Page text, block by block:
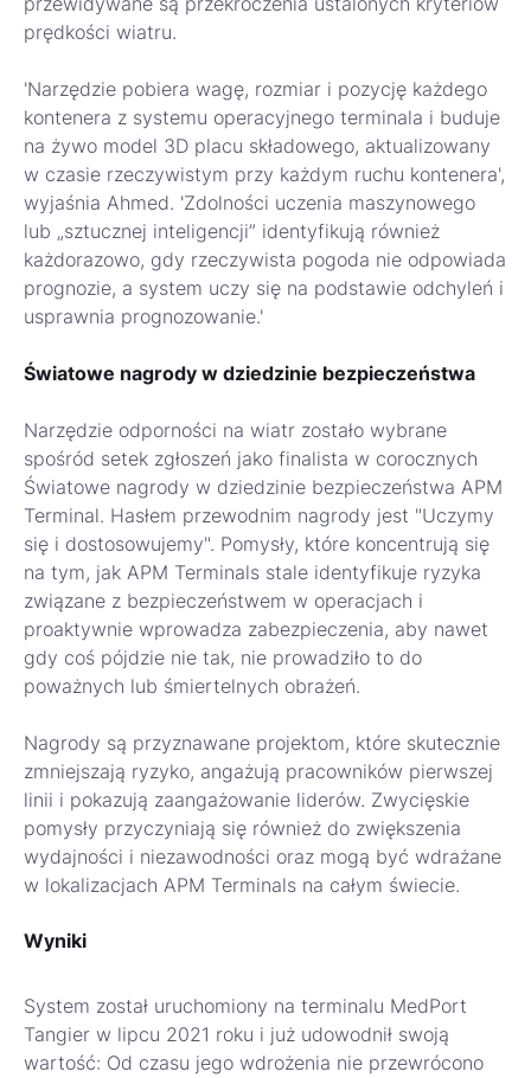
prędkości wiatru.
'Narzędzie pobiera wagę, rozmiar i pozycję każdego
kontenera z systemu operacyjnego terminala i buduje
na żywo model 3D placu składowego, aktualizowany
w czasie rzeczywistym przy każdym ruchu kontenera',
wyjaśnia Ahmed. 'Zdolności uczenia maszynowego
lub „sztucznej inteligencji” identyfikują również
każdorazowo, gdy rzeczywista pogoda nie odpowiada
prognozie, a system uczy się na podstawie odchyleń i
usprawnia prognozowanie.'
Światowe nagrody w dziedzinie bezpieczeństwa
Narzędzie odporności na wiatr zostało wybrane
spośród setek zgłoszeń jako finalista w corocznych
Światowe nagrody w dziedzinie bezpieczeństwa APM
Terminal. Hasłem przewodnim nagrody jest "Uczymy
się i dostosowujemy". Pomysły, które koncentrują się
na tym, jak APM Terminals stale identyfikuje ryzyka
związane z bezpieczeństwem w operacjach i
proaktywnie wprowadza zabezpieczenia, aby nawet
gdy coś pójdzie nie tak, nie prowadziło to do
poważnych lub śmiertelnych obrażeń.
Nagrody są przyznawane projektom, które skutecznie
zmniejszają ryzyko, angażują pracowników pierwszej
linii i pokazują zaangażowanie liderów. Zwycięskie
pomysły przyczyniają się również do zwiększenia
wydajności i niezawodności oraz mogą być wdrażane
w lokalizacjach APM Terminals na całym świecie.
Wyniki
System został uruchomiony na terminalu MedPort
Tangier w lipcu 2021 roku i już udowodnił swoją
wartość: Od czasu jego wdrożenia nie przewrócono